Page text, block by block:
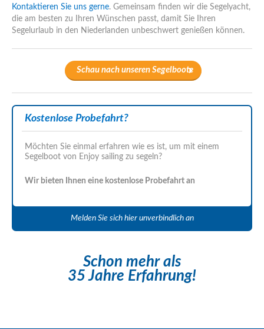
Kontaktieren Sie uns gerne. Gemeinsam finden wir die Segelyacht,
die am besten zu Ihren Wünschen passt, damit Sie Ihren
Segelurlaub in den Niederlanden unbeschwert genießen können.
Schau nach unseren Segelboote
Kostenlose Probefahrt?
Möchten Sie einmal erfahren wie es ist, um mit einem
Segelboot von Enjoy sailing zu segeln?
Wir bieten Ihnen eine kostenlose Probefahrt an
Melden Sie sich hier unverbindlich an
Schon mehr als
35 Jahre Erfahrung!